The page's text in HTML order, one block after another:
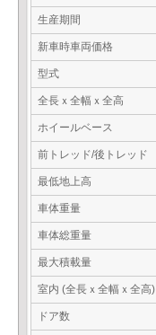
生産期間
新車時車両価格
型式
全長ｘ全幅ｘ全高
ホイールベース
前トレッド/後トレッド
最低地上高
車体重量
車体総重量
最大積載量
室内 (全長ｘ全幅ｘ全高)
ドア数